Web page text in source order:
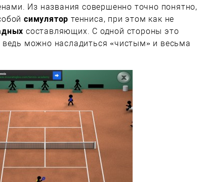
Из названия совершенно точно понятно,
симулятор тенниса, при этом как не
составляющих. С одной стороны это
ведь можно насладиться «чистым» и весьма